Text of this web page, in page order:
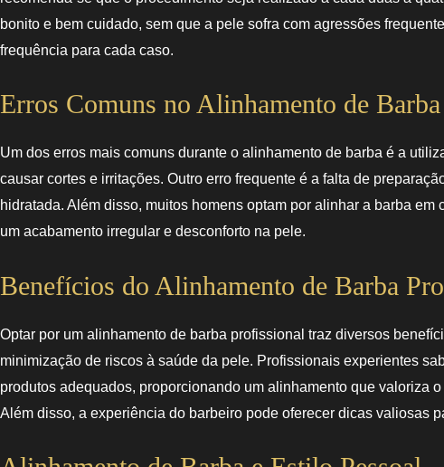
bonito e bem cuidado, sem que a pele sofra com agressões
frequência para cada caso.
Erros Comuns no Alinhamento de Barba
Um dos erros mais comuns durante o alinhamento de barba é a
causar cortes e irritações. Outro erro frequente é a falta de
hidratada. Além disso, muitos homens optam por alinhar a barba
um acabamento irregular e desconforto na pele.
Benefícios do Alinhamento de Barba
Optar por um alinhamento de barba profissional traz diversos
minimização de riscos à saúde da pele. Profissionais experientes
produtos adequados, proporcionando um alinhamento que valoriza
Além disso, a experiência do barbeiro pode oferecer dicas valiosas